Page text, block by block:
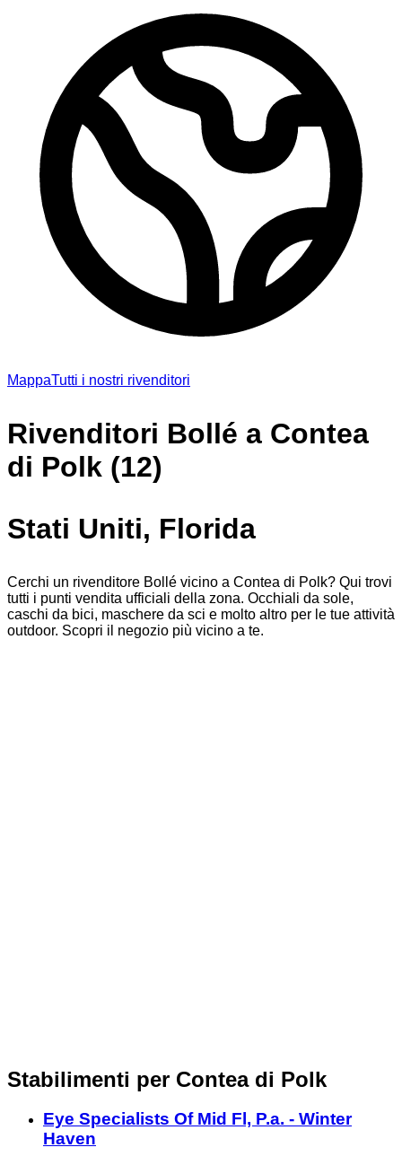
MappaTutti i nostri rivenditori
Rivenditori Bollé a Contea
di Polk (12)
Stati Uniti, Florida
Cerchi un rivenditore Bollé vicino a Contea di Polk? Qui trovi
tutti i punti vendita ufficiali della zona. Occhiali da sole,
caschi da bici, maschere da sci e molto altro per le tue attività
outdoor. Scopri il negozio più vicino a te.
Stabilimenti per Contea di Polk
Eye Specialists Of Mid Fl, P.a. - Winter
Haven